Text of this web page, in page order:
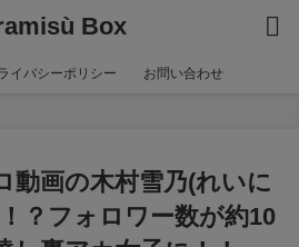
Box
イバシーポリシー お問い合わせ
動画の木村雪乃(れいに
？フォロワー数が約10